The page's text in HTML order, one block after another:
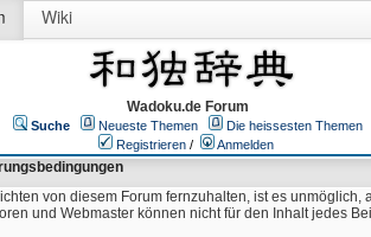
Wiki
Wadoku.de Forum
Suche Neueste Themen
Die heissesten Themen
Registrieren / Anmelden
von diesem Forum fernzuhalten, ist es unmöglich,
und Webmaster können nicht für den Inhalt jedes